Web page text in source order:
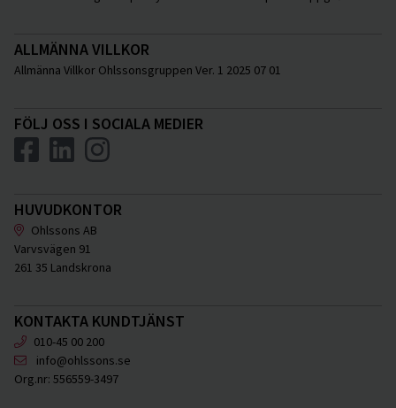
ALLMÄNNA VILLKOR
Allmänna Villkor Ohlssonsgruppen Ver. 1 2025 07 01
FÖLJ OSS I SOCIALA MEDIER
HUVUDKONTOR
Ohlssons AB
Varvsvägen 91
261 35 Landskrona
KONTAKTA KUNDTJÄNST
010-45 00 200
info@ohlssons.se
Org.nr: 556559-3497